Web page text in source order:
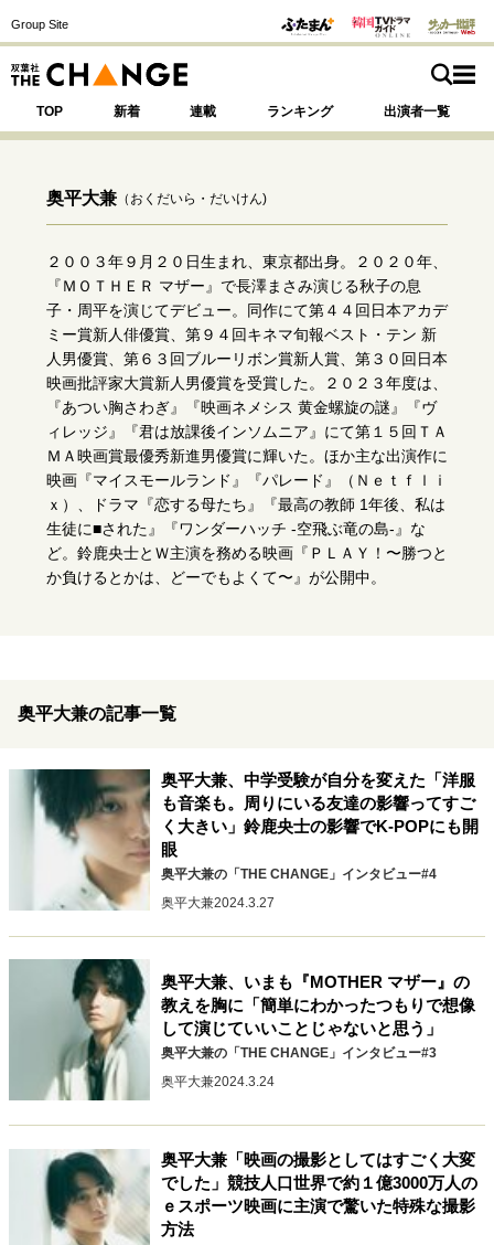
Group Site
TOP 新着 連載 ランキング 出演者一覧
注目の記事テーマで探す
サイトの核・哲学
運命を変えた出会い 決断の裏側
挫折からの再起
未知への挑戦
プロフェッショナルの矜持
表現者の葛藤
人生が動いた日 10代の挫折と原点
キャリア・働き方
セカンドキャリアの描き方
独立という決断
大人の学び直し
ファーストキャリアを拓く
リーダーの流儀
マインドセット
重圧との向き合い方 一流のルーティン
忘れられない言葉
ライフスタイル・生き方
40代からの景色 50代のリアル
美しさの哲学
パートナーとの歩み方
親になるということ
病が教えてくれたこと
熱狂できるもの
一生モノの愛用品
70代のグランドデザイン
社会・カルチャー・マネー
奥平大兼 （おくだいら・だいけん)
２００３年９月２０日生まれ、東京都出身。２０２０年、
『ＭＯＴＨＥＲ マザー』で長澤まさみ演じる秋子の息
子・周平を演じてデビュー。同作にて第４４回日本アカデ
ミー賞新人俳優賞、第９４回キネマ旬報ベスト・テン 新
人男優賞、第６３回ブルーリボン賞新人賞、第３０回日本
映画批評家大賞新人男優賞を受賞した。２０２３年度は、
『あつい胸さわぎ』『映画ネメシス 黄金螺旋の謎』『ヴ
ィレッジ』『君は放課後インソムニア』にて第１５回ＴＡ
ＭＡ映画賞最優秀新進男優賞に輝いた。ほか主な出演作に
映画『マイスモールランド』『パレード』（Ｎｅｔｆｌｉ
ｘ）、ドラマ『恋する母たち』『最高の教師 1年後、私は
生徒に■された』『ワンダーハッチ -空飛ぶ竜の島-』な
ど。鈴鹿央士とＷ主演を務める映画『ＰＬＡＹ！〜勝つと
か負けるとかは、どーでもよくて〜』が公開中。
奥平大兼の記事一覧
奥平大兼、中学受験が自分を変えた「洋服
も音楽も。周りにいる友達の影響ってすご
く大きい」鈴鹿央士の影響でK-POPにも開
眼
奥平大兼の「THE CHANGE」インタビュー#4
奥平大兼2024.3.27
奥平大兼、いまも『MOTHER マザー』の
教えを胸に「簡単にわかったつもりで想像
して演じていいことじゃないと思う」
奥平大兼の「THE CHANGE」インタビュー#3
奥平大兼2024.3.24
奥平大兼「映画の撮影としてはすごく大変
でした」競技人口世界で約１億3000万人の
ｅスポーツ映画に主演で驚いた特殊な撮影
方法